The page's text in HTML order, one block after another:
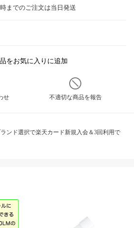
までのご注文は当日発送
をお気に入りに追加
せ 不適切な商品を報告
ンド選択で楽天カード新規入会＆3回利用で